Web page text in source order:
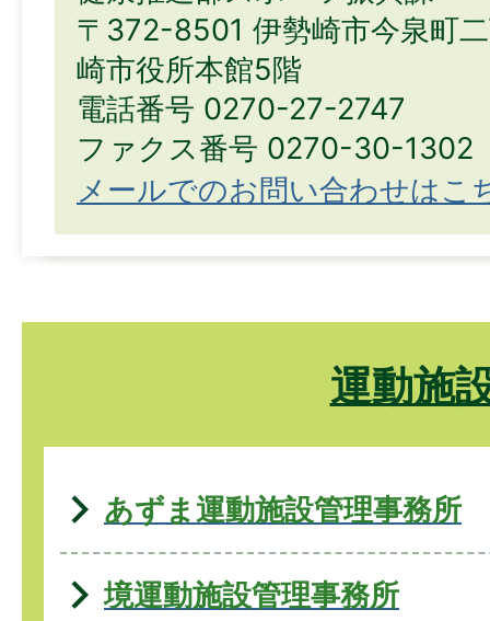
〒372-8501 伊勢崎市今泉町
崎市役所本館5階
電話番号 0270-27-2747
ファクス番号 0270-30-1302
メールでのお問い合わせはこ
運動施
あずま運動施設管理事務所
境運動施設管理事務所